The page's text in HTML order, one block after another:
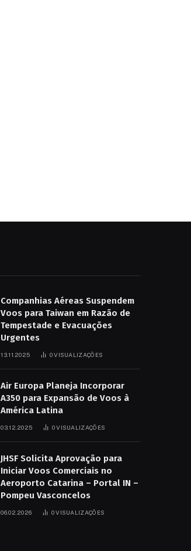
Companhias Aéreas Suspendem
Voos para Taiwan em Razão de
Tempestade e Evacuações
Urgentes
13.11.2025 0VISUALIZAÇÕES
Air Europa Planeja Incorporar
A350 para Expansão de Voos à
América Latina
03.12.2025 0VISUALIZAÇÕES
JHSF Solicita Aprovação para
Iniciar Voos Comerciais no
Aeroporto Catarina – Portal IN –
Pompeu Vasconcelos
06.02.2026 0VISUALIZAÇÕES